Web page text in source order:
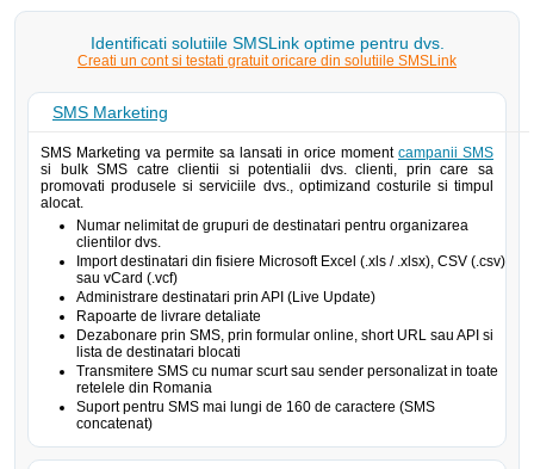
Identificati solutiile SMSLink optime pentru dvs.
Creati un cont si testati gratuit oricare din solutiile SMSLink
SMS Marketing
SMS Marketing va permite sa lansati in orice moment campanii SMS
si bulk SMS catre clientii si potentialii dvs. clienti, prin care sa
promovati produsele si serviciile dvs., optimizand costurile si timpul
alocat.
Numar nelimitat de grupuri de destinatari pentru organizarea
clientilor dvs.
Import destinatari din fisiere Microsoft Excel (.xls / .xlsx), CSV (.csv)
sau vCard (.vcf)
Administrare destinatari prin API (Live Update)
Rapoarte de livrare detaliate
Dezabonare prin SMS, prin formular online, short URL sau API si
lista de destinatari blocati
Transmitere SMS cu numar scurt sau sender personalizat in toate
retelele din Romania
Suport pentru SMS mai lungi de 160 de caractere (SMS
concatenat)